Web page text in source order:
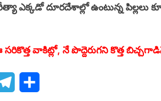
ఎక్కడో దూరదేశాల్లో ఉంటున్న పిల్లలు
వాకిట్లో, నే పొద్దెరుగని కొత్త
Telegram